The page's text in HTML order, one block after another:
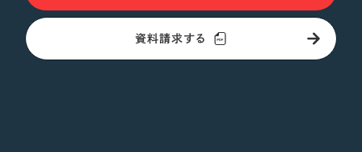
資料請求する